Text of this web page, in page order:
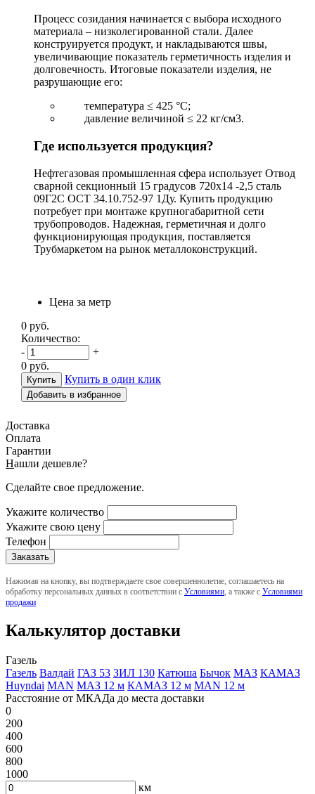
Процесс созидания начинается с выбора исходного
материала – низколегированной стали. Далее
конструируется продукт, и накладываются швы,
увеличивающие показатель герметичность изделия и
долговечность. Итоговые показатели изделия, не
разрушающие его:
температура ≤ 425 °С;
давление величиной ≤ 22 кг/см3.
Где используется продукция?
Нефтегазовая промышленная сфера использует Отвод
сварной секционный 15 градусов 720х14 -2,5 сталь
09Г2С ОСТ 34.10.752-97 1Ду. Купить продукцию
потребует при монтаже крупногабаритной сети
трубопроводов. Надежная, герметичная и долго
функционирующая продукция, поставляется
Трубмаркетом на рынок металлоконструкций.
Цена за метр
0 руб.
Количество:
-
+
0 руб.
Купить в один клик
Добавить в избранное
Доставка
Оплата
Гарантии
Нашли дешевле?
Сделайте свое предложение.
Укажите количество
Укажите свою цену
Телефон
Нажимая на кнопку, вы подтверждаете свое совершеннолетие, соглашаетесь на
обработку персональных данных в соответствии с Условиями , а также с Условиями
продажи
Калькулятор доставки
Газель
Газель Валдай ГАЗ 53 ЗИЛ 130 Катюша Бычок МАЗ КАМАЗ
Huyndai MAN МАЗ 12 м КАМАЗ 12 м MAN 12 м
Расстояние от МКАДа до места доставки
0
200
400
600
800
1000
км